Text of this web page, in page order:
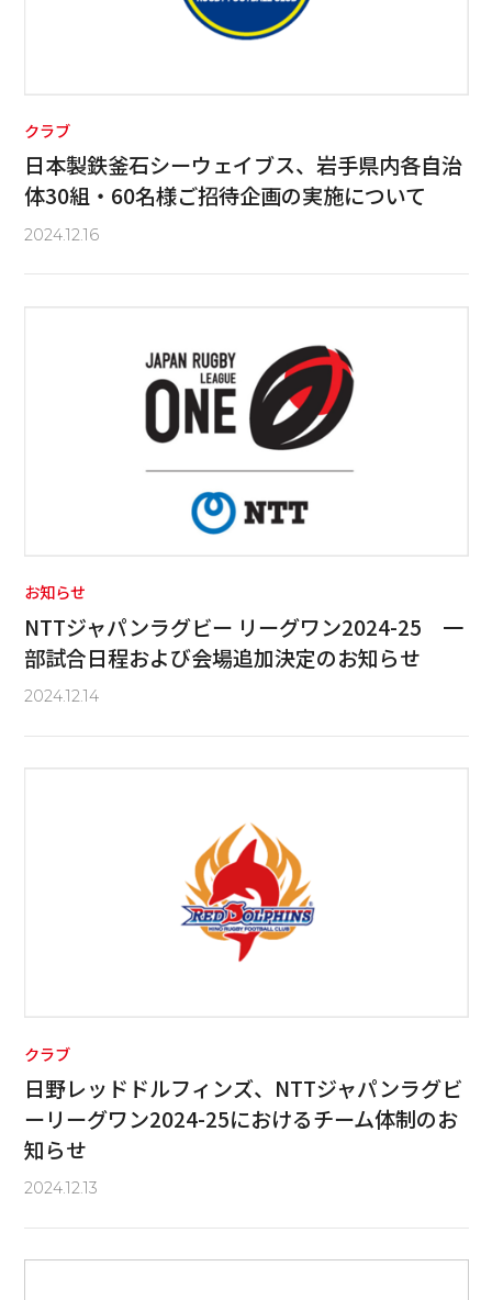
クラブ
日本製鉄釜石シーウェイブス、岩手県内各自治
体30組・60名様ご招待企画の実施について
2024.12.16
お知らせ
NTTジャパンラグビー リーグワン2024-25 一
部試合日程および会場追加決定のお知らせ
2024.12.14
クラブ
日野レッドドルフィンズ、NTTジャパンラグビ
ーリーグワン2024-25におけるチーム体制のお
知らせ
2024.12.13